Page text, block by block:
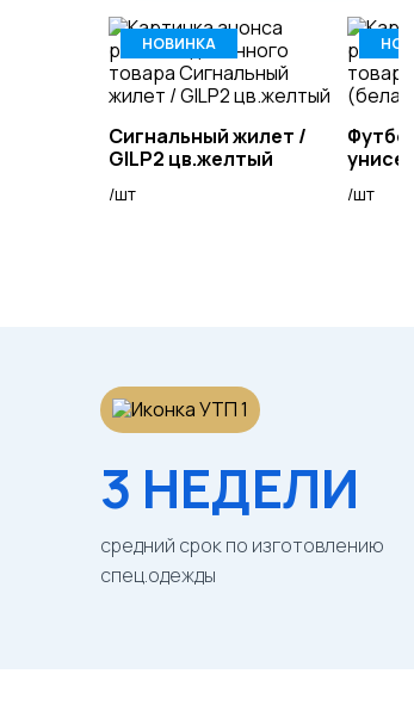
НОВИНКА
Сигнальный жилет /
GILP2 цв.желтый
/шт
унисекс
/шт
3 НЕДЕЛИ
средний срок по изготовлению
спец.одежды